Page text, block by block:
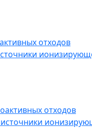
отходов
отходов